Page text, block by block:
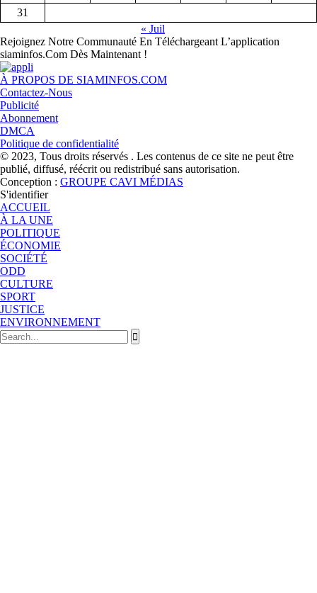
31
« Juil
Rejoignez Notre Communauté En Téléchargeant L’application
siaminfos.Com Dès Maintenant !
À PROPOS DE SIAMINFOS.COM
Contactez-Nous
Publicité
Abonnement
DMCA
Politique de confidentialité
© 2023, Tous droits réservés . Les contenus de ce site ne peut être
publié, diffusé, réécrit ou redistribué sans autorisation.
Conception : GROUPE CAVI MÉDIAS
S'identifier
ACCUEIL
À LA UNE
POLITIQUE
ÉCONOMIE
SOCIÉTÉ
ODD
CULTURE
SPORT
JUSTICE
ENVIRONNEMENT